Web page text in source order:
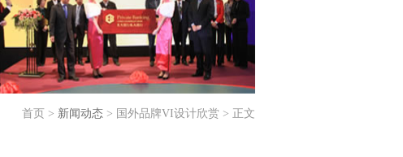
首页 > 新闻动态 > 国外品牌VI设计欣赏 > 正文